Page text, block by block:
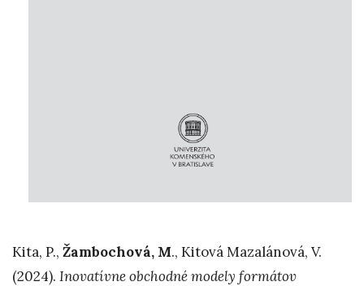
Kita, P., Žambochová, M., Kitová Mazalánová, V.
(2024). Inovatívne obchodné modely formátov